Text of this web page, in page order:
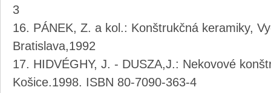
3
PÁNEK, Z. a kol.: Konštrukčná keramiky,
Bratislava,1992
HIDVÉGHY, J. - DUSZA,J.: Nekovové
Košice.1998. ISBN 80-7090-363-4